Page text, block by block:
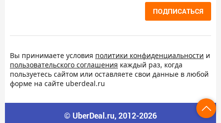
ПОДПИСАТЬСЯ
Вы принимаете условия политики конфиденциальности и
пользовательского соглашения каждый раз, когда
пользуетесь сайтом или оставляете свои данные в любой
форме на сайте uberdeal.ru
© UberDeal.ru, 2012-2026